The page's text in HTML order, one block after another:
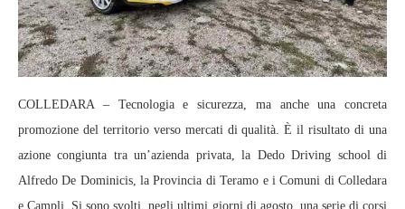
COLLEDARA – Tecnologia e sicurezza, ma anche una concreta
promozione del territorio verso mercati di qualità. È il risultato di una
azione congiunta tra un’azienda privata, la Dedo Driving school di
Alfredo De Dominicis, la Provincia di Teramo e i Comuni di Colledara
e Campli. Si sono svolti, negli ultimi giorni di agosto, una serie di corsi